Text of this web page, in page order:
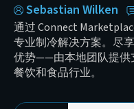
Sebastian Wilken
通过 Connect
专业制冷解决方案。尽
优势——由本地团队提供
餐饮和食品行业。